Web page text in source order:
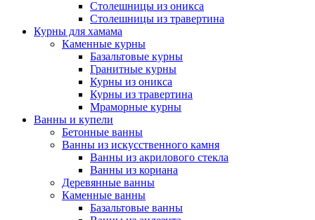
Столешницы из оникса
Столешницы из травертина
Курны для хамама
Каменные курны
Базальтовые курны
Гранитные курны
Курны из оникса
Курны из травертина
Мраморные курны
Ванны и купели
Бетонные ванны
Ванны из искусственного камня
Ванны из акрилового стекла
Ванны из кориана
Деревянные ванны
Каменные ванны
Базальтовые ванны